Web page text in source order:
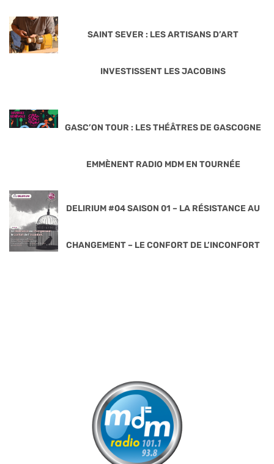
SAINT SEVER : LES ARTISANS D’ART
INVESTISSENT LES JACOBINS
GASC’ON TOUR : LES THÉÂTRES DE GASCOGNE
EMMÈNENT RADIO MDM EN TOURNÉE
DELIRIUM #04 SAISON 01 – LA RÉSISTANCE AU
CHANGEMENT – LE CONFORT DE L’INCONFORT